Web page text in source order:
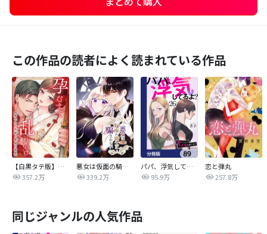
この作品の読者によく読まれている作品
【白黒タテ版】孕むまで乱れいけ～身代わり花嫁と軍服の猛愛
357.2万
悪女は仮面の騎士に騙されない
339.2万
パパ、浮気してるよ？娘と二人でクズ夫を捨てます【分冊版】
95.9万
恋と弾丸
257.8万
同じジャンルの人気作品